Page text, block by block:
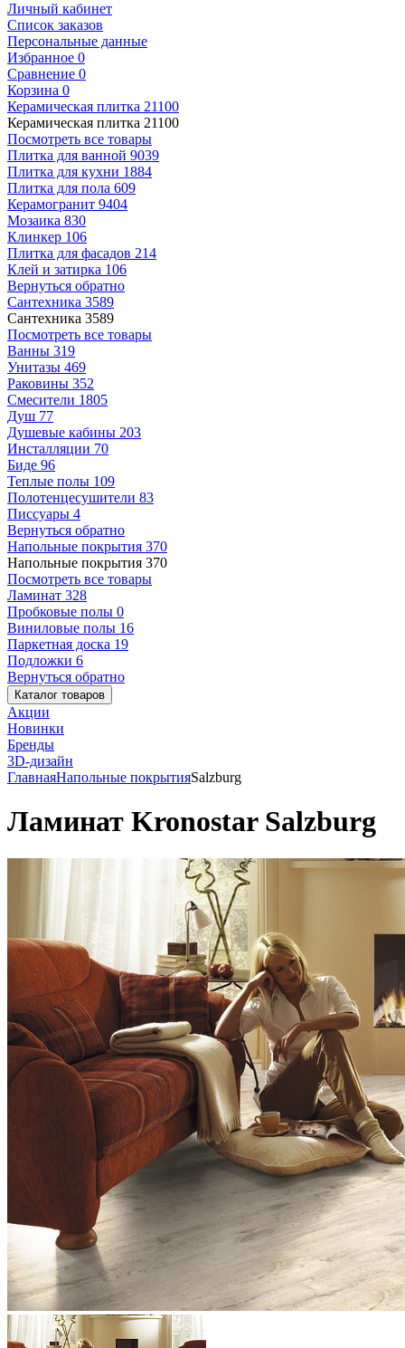
Личный кабинет
Список заказов
Персональные данные
Избранное 0
Сравнение 0
Корзина 0
Керамическая плитка 21100
Керамическая плитка 21100
Посмотреть все товары
Плитка для ванной 9039
Плитка для кухни 1884
Плитка для пола 609
Керамогранит 9404
Мозаика 830
Клинкер 106
Плитка для фасадов 214
Клей и затирка 106
Вернуться обратно
Сантехника 3589
Сантехника 3589
Посмотреть все товары
Ванны 319
Унитазы 469
Раковины 352
Смесители 1805
Душ 77
Душевые кабины 203
Инсталляции 70
Биде 96
Теплые полы 109
Полотенцесушители 83
Писсуары 4
Вернуться обратно
Напольные покрытия 370
Напольные покрытия 370
Посмотреть все товары
Ламинат 328
Пробковые полы 0
Виниловые полы 16
Паркетная доска 19
Подложки 6
Вернуться обратно
Каталог товаров
Акции
Новинки
Бренды
3D-дизайн
ГлавнаяНапольные покрытияSalzburg
Ламинат Kronostar Salzburg